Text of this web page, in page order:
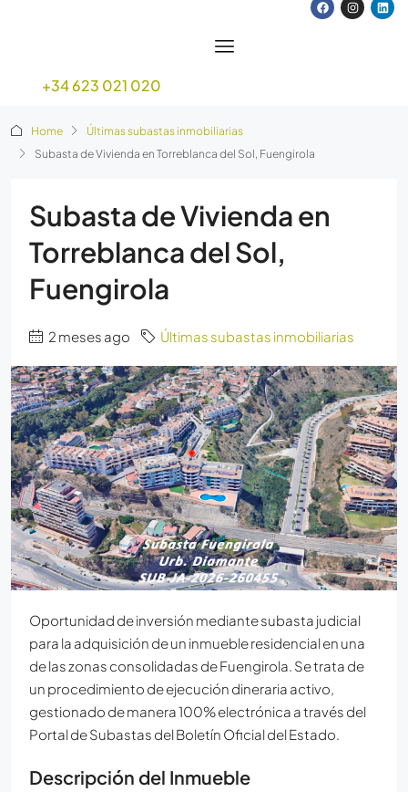
+34 623 021 020
Home
Últimas subastas inmobiliarias
Subasta de Vivienda en Torreblanca del Sol, Fuengirola
Subasta de Vivienda en
Torreblanca del Sol,
Fuengirola
2 meses ago Últimas subastas inmobiliarias
Oportunidad de inversión mediante subasta judicial
para la adquisición de un inmueble residencial en una
de las zonas consolidadas de Fuengirola. Se trata de
un procedimiento de ejecución dineraria activo,
gestionado de manera 100% electrónica a través del
Portal de Subastas del Boletín Oficial del Estado.
Descripción del Inmueble